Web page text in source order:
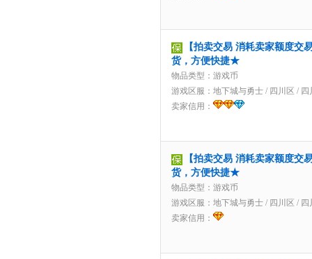
【拍卖交易 消耗卖家额度交
货，方便快捷★
物品类型：游戏币
游戏区服： 地下城与勇士 / 四川区 / 四
卖家信用：
【拍卖交易 消耗卖家额度交
货，方便快捷★
物品类型：游戏币
游戏区服： 地下城与勇士 / 四川区 / 四
卖家信用：